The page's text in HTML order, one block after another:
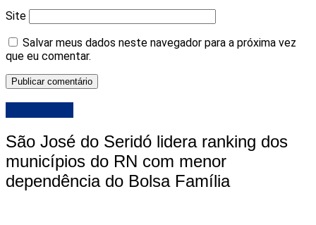
Site
Salvar meus dados neste navegador para a próxima vez
que eu comentar.
São José do Seridó lidera ranking dos
municípios do RN com menor
dependência do Bolsa Família